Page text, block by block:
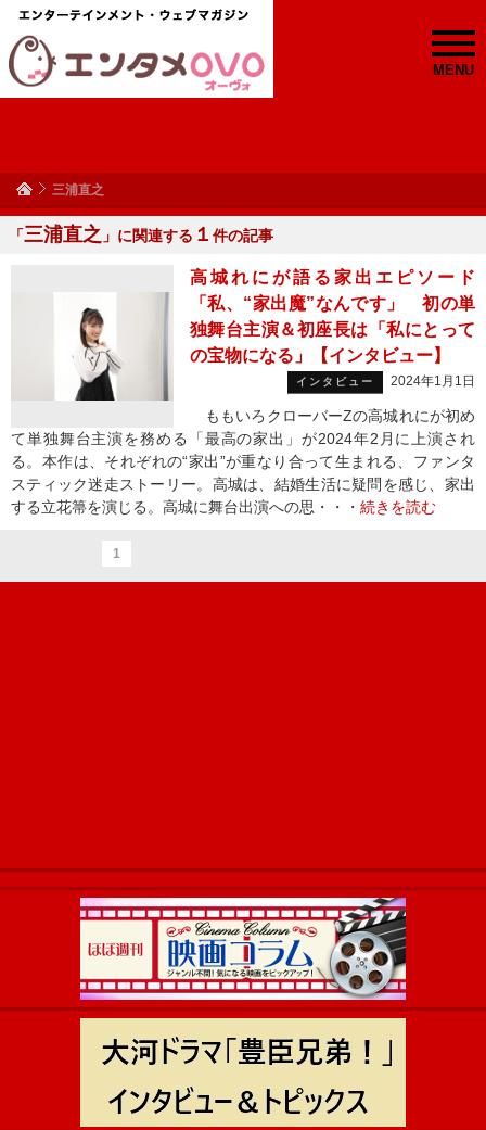
MENU
三浦直之
「三浦直之 」に関連する １ 件の記事
高城れにが語る家出エピソード
「私、“家出魔”なんです」 初の単
独舞台主演＆初座長は「私にとって
の宝物になる」【インタビュー】
インタビュー 2024年1月1日
ももいろクローバーZの高城れにが初め
て単独舞台主演を務める「最高の家出」が2024年2月に上演され
る。本作は、それぞれの“家出”が重なり合って生まれる、ファンタ
スティック迷走ストーリー。高城は、結婚生活に疑問を感じ、家出
する立花箒を演じる。高城に舞台出演への思・・・ 続きを読む
1